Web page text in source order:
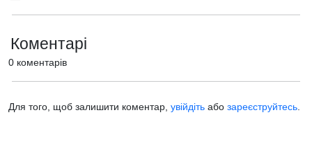
Коментарі
0 коментарів
Для того, щоб залишити коментар, увійдіть або зареєструйтесь